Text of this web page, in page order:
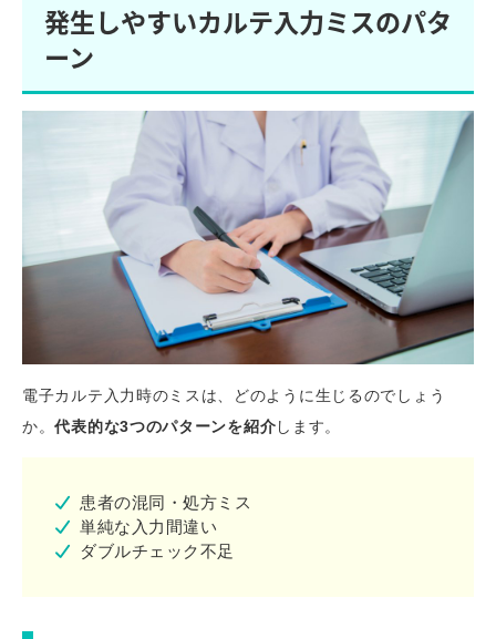
発生しやすいカルテ入力ミスのパタ
ーン
電子カルテ入力時のミスは、どのように生じるのでしょう
か。代表的な3つのパターンを紹介します。
患者の混同・処方ミス
単純な入力間違い
ダブルチェック不足